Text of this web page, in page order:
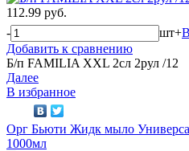
112.99 руб.
-
шт+
Добавить к сравнению
Б/п FAMILIA XXL 2сл 2рул /12
Далее
В избранное
Орг Бьюти Жидк мыло
1000мл